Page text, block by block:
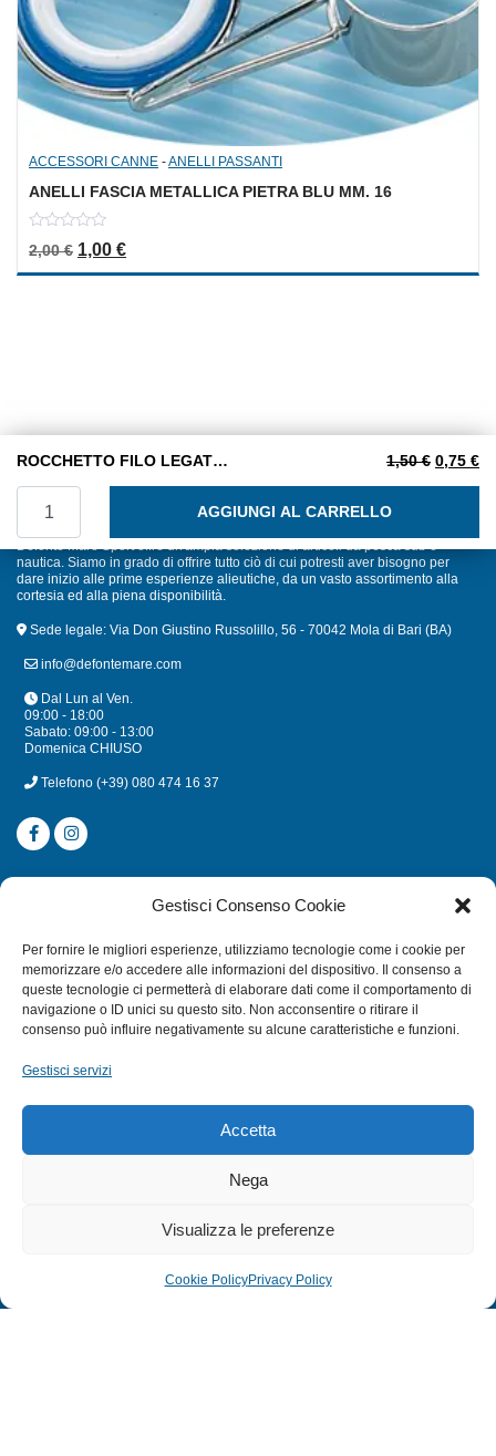
Gestisci Consenso Cookie
Per fornire le migliori esperienze, utilizziamo tecnologie come i cookie per
memorizzare e/o accedere alle informazioni del dispositivo. Il consenso a
queste tecnologie ci permetterà di elaborare dati come il comportamento di
navigazione o ID unici su questo sito. Non acconsentire o ritirare il
consenso può influire negativamente su alcune caratteristiche e funzioni.
Gestisci servizi
Accetta
Nega
Visualizza le preferenze
Cookie PolicyPrivacy Policy
ACCESSORI CANNE -ANELLI PASSANTI
ANELLI FASCIA METALLICA PIETRA BLU MM. 16
out
of
2,00€ Il prezzo originale era: 2,00 €.
1,00 €Il prezzo attuale è: 1,00 €.
ROCCHETTO FILO LEGATURE NERO 1,50€ Il
0,75 €Il
AGGIUNGI AL CARRELLO
Defonte Mare Sport offre un'ampia selezione di articoli da pesca sub e
nautica. Siamo in grado di offrire tutto ciò di cui potresti aver bisogno per
dare inizio alle prime esperienze alieutiche, da un vasto assortimento alla
cortesia ed alla piena disponibilità.
Sede legale: Via Don Giustino Russolillo, 56 - 70042 Mola di Bari (BA)
info@defontemare.com
Dal Lun al Ven.
09:00 - 18:00
Sabato: 09:00 - 13:00
Domenica CHIUSO
Telefono (+39) 080 474 16 37
CATEGORIE
MULINELLI
CANNE
ACCESSORI NAUTICI
TERMINI E CONDIZIONI